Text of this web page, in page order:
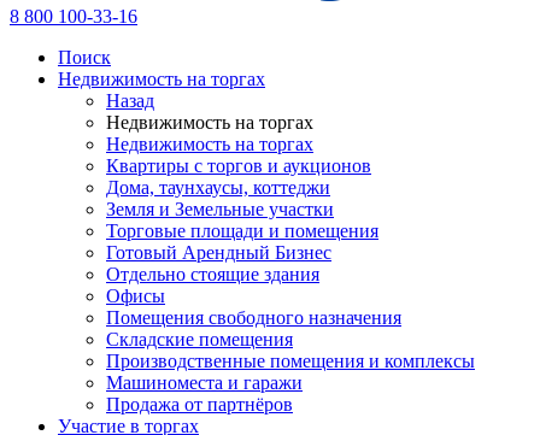
8 800 100-33-16
Поиск
Недвижимость на торгах
Назад
Недвижимость на торгах
Недвижимость на торгах
Квартиры с торгов и аукционов
Дома, таунхаусы, коттеджи
Земля и Земельные участки
Торговые площади и помещения
Готовый Арендный Бизнес
Отдельно стоящие здания
Офисы
Помещения свободного назначения
Складские помещения
Производственные помещения и комплексы
Машиноместа и гаражи
Продажа от партнёров
Участие в торгах